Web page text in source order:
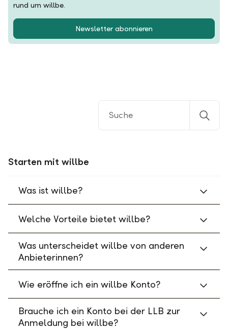
rund um willbe.
Newsletter abonnieren
Starten mit willbe
Was ist willbe?
Welche Vorteile bietet willbe?
Was unterscheidet willbe von anderen
Anbieterinnen?
Wie eröffne ich ein willbe Konto?
Brauche ich ein Konto bei der LLB zur
Anmeldung bei willbe?